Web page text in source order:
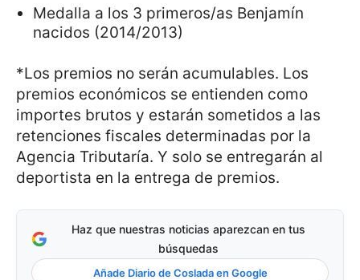
Medalla a los 3 primeros/as Benjamín
nacidos (2014/2013)
*Los premios no serán acumulables. Los
premios económicos se entienden como
importes brutos y estarán sometidos a las
retenciones fiscales determinadas por la
Agencia Tributaría. Y solo se entregarán al
deportista en la entrega de premios.
Haz que nuestras noticias aparezcan en tus
búsquedas
Añade Diario de Coslada en Google